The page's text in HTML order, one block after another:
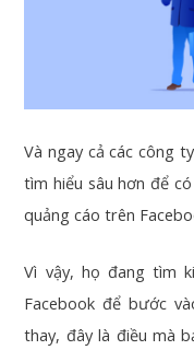
Và ngay cả các công
tìm hiểu sâu hơn để
quảng cáo trên
Vì vậy, họ đang tìm
Facebook để bước
thay, đây là điều mà